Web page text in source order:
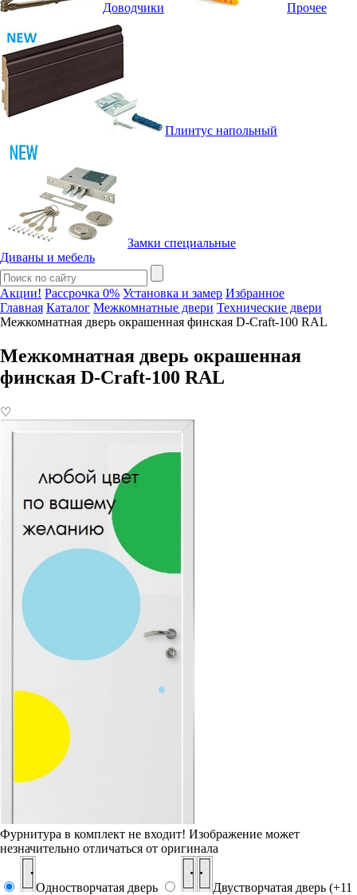
Доводчики Прочее
Плинтус напольный
Замки специальные
Диваны и мебель
Акции! Рассрочка 0% Установка и замер Избранное
Главная Каталог Межкомнатные двери Технические двери
Межкомнатная дверь окрашенная финская D-Craft-100 RAL
Межкомнатная дверь окрашенная
финская D-Craft-100 RAL
♡
Фурнитура в комплект не входит! Изображение может
незначительно отличаться от оригинала
Одностворчатая дверь Двустворчатая дверь (+11